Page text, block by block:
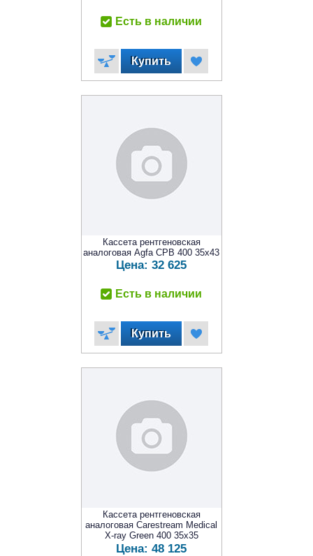
Есть в наличии
Кассета рентгеновская
аналоговая Agfa CPB 400 35x43
Цена: 32 625
Есть в наличии
Кассета рентгеновская
аналоговая Carestream Medical
X-ray Green 400 35x35
Цена: 48 125